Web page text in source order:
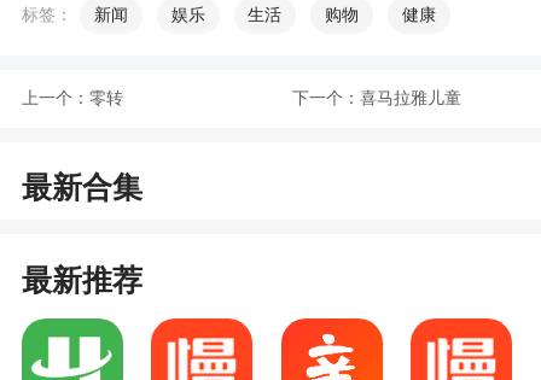
的地方
加的舒适
学、娱乐、历史、体育、股市、军事等多个领域的
名刊大刊，各种内容应有尽有，让您足不出户掌天
下资讯
标签： 新闻 娱乐 生活 购物 健康
上一个： 零转 下一个： 喜马拉雅儿童
最新合集
最新推荐